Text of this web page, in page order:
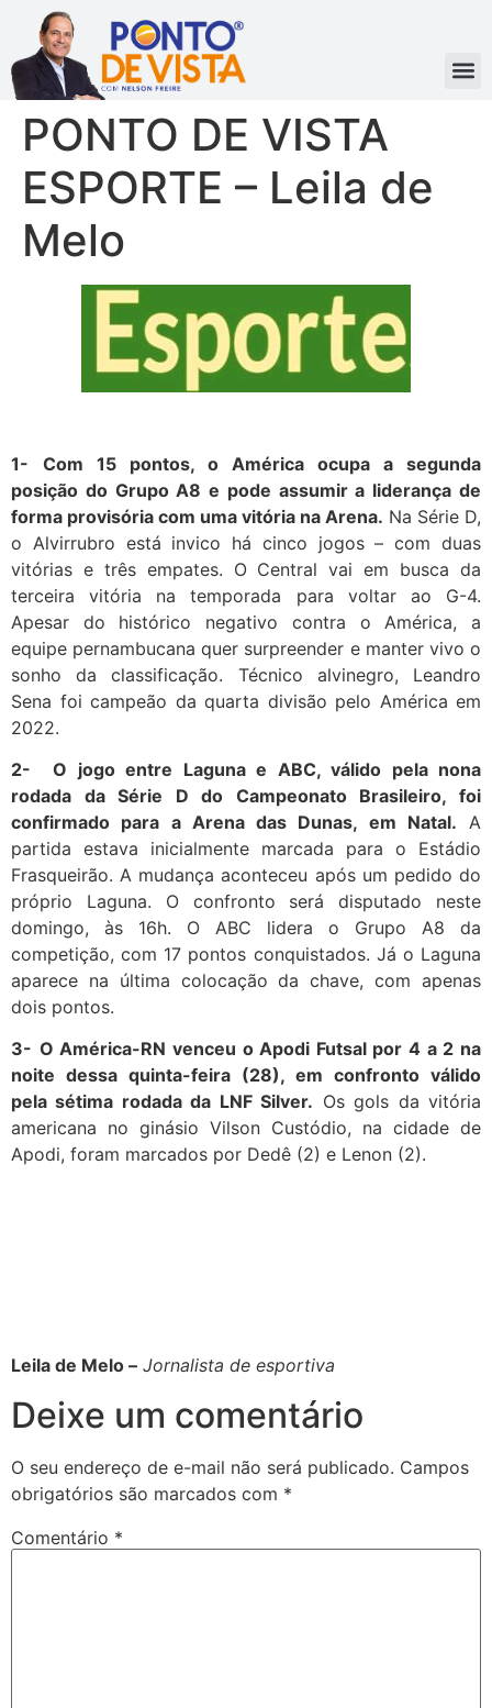
PONTO DE VISTA
ESPORTE – Leila de
Melo
1-
Com 15 pontos, o América ocupa a segunda
posição do Grupo A8 e pode assumir a liderança de
forma provisória com uma vitória na Arena. Na Série D,
o Alvirrubro está invico há cinco jogos – com duas
vitórias e três empates. O Central vai em busca da
terceira vitória na temporada para voltar ao G-4.
Apesar do histórico negativo contra o América, a
equipe pernambucana quer surpreender e manter vivo o
sonho da classificação. Técnico alvinegro, Leandro
Sena foi campeão da quarta divisão pelo América em
2022.
2-
O jogo entre Laguna e ABC, válido pela nona
rodada da Série D do Campeonato Brasileiro, foi
confirmado para a Arena das Dunas, em Natal. A
partida estava inicialmente marcada para o Estádio
Frasqueirão. A mudança aconteceu após um pedido do
próprio Laguna. O confronto será disputado neste
domingo, às 16h. O ABC lidera o Grupo A8 da
competição, com 17 pontos conquistados. Já o Laguna
aparece na última colocação da chave, com apenas
dois pontos.
3- O América-RN venceu o Apodi Futsal por 4 a 2 na
noite dessa quinta-feira (28), em confronto válido
pela sétima rodada da LNF Silver. Os gols da vitória
americana no ginásio Vilson Custódio, na cidade de
Apodi, foram marcados por Dedê (2) e Lenon (2).
Leila de Melo – Jornalista de esportiva
Deixe um comentário
O seu endereço de e-mail não será publicado. Campos
obrigatórios são marcados com *
Comentário *